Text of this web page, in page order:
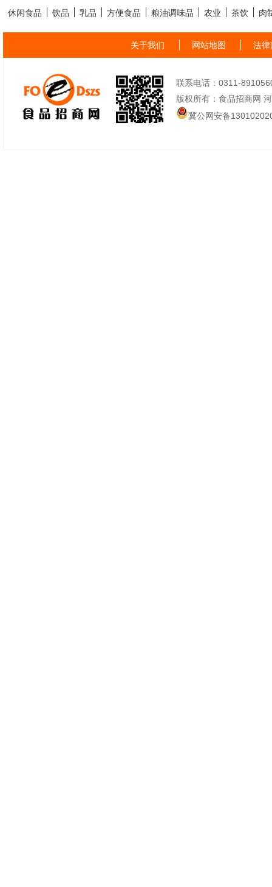
休闲食品 饮品 乳品 方便食品 粮油调味品 农业 茶饮 肉
关于我们 网站地图 法律
联系电话：0311-
版权所有：食品招商网
冀公网安备